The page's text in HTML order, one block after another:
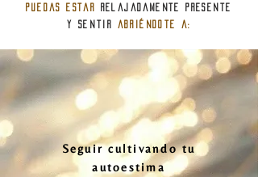
puedas estar relajadamente presente
y SENTIR abriéndote a:
Seguir cultivando tu
autoestima